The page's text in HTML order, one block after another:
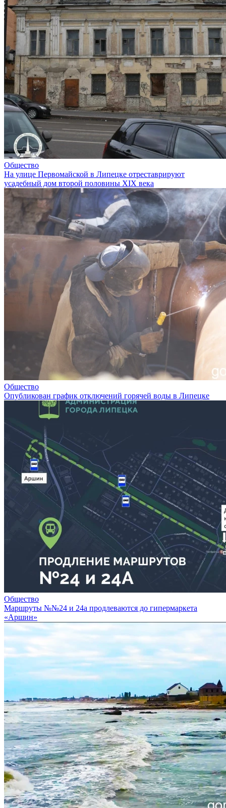
Общество
На улице Первомайской в Липецке отреставрируют
усадебный дом второй половины XIX века
Общество
Опубликован график отключений горячей воды в Липецке
Общество
Маршруты №№24 и 24а продлеваются до гипермаркета
«Аршин»